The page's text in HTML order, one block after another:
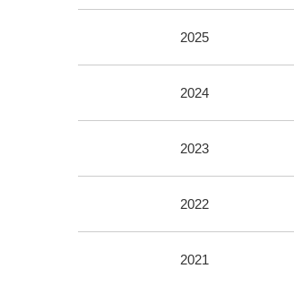
2025
2024
2023
2022
2021